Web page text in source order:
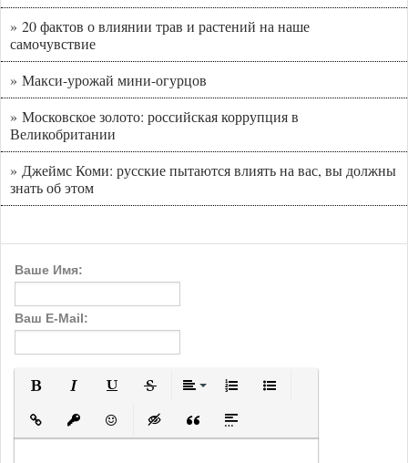
» 20 фактов о влиянии трав и растений на наше
самочувствие
» Макси-урожай мини-огурцов
» Московское золото: российская коррупция в
Великобритании
» Джеймс Коми: русские пытаются влиять на вас, вы должны
знать об этом
Ваше Имя:
Ваш E-Mail:
Вставить ссылку
Вставить защищенную ссылку
Вставить смайлик
Вставка скрытого текста
Вставка цитаты
Вставка спойлера